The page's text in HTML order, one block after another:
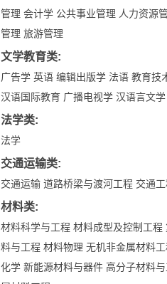
管理 会计学 公共事业管理 人力资源
管理 旅游管理
文学教育类:
广告学 英语 编辑出版学 法语 教育技
汉语国际教育 广播电视学 汉语言文学
法学类:
法学
交通运输类:
交通运输 道路桥梁与渡河工程 交通
材料类:
材料科学与工程 材料成型及控制工程
料与工程 材料物理 无机非金属材料
化学 新能源材料与器件 高分子材料